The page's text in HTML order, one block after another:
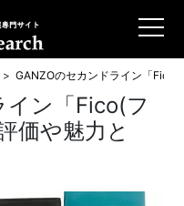
GANZOのセカンドライン「Fico(
イン「Fico(フ
価や魅力と